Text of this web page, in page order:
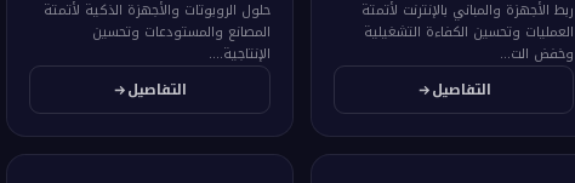
ربط الأجهزة والمباني بالإنترنت لأتمتة
العمليات وتحسين الكفاءة التشغيلية
وخفض الت...
التفاصيل
حلول الروبوتات والأجهزة الذكية لأتمتة
المصانع والمستودعات وتحسين
الإنتاجية....
التفاصيل